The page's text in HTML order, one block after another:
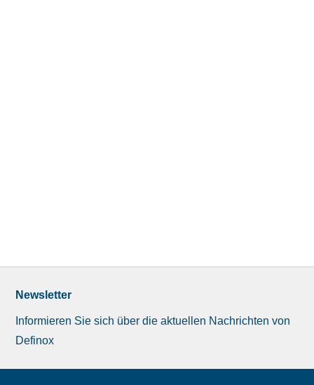
Newsletter
Informieren Sie sich über die aktuellen Nachrichten von
Definox